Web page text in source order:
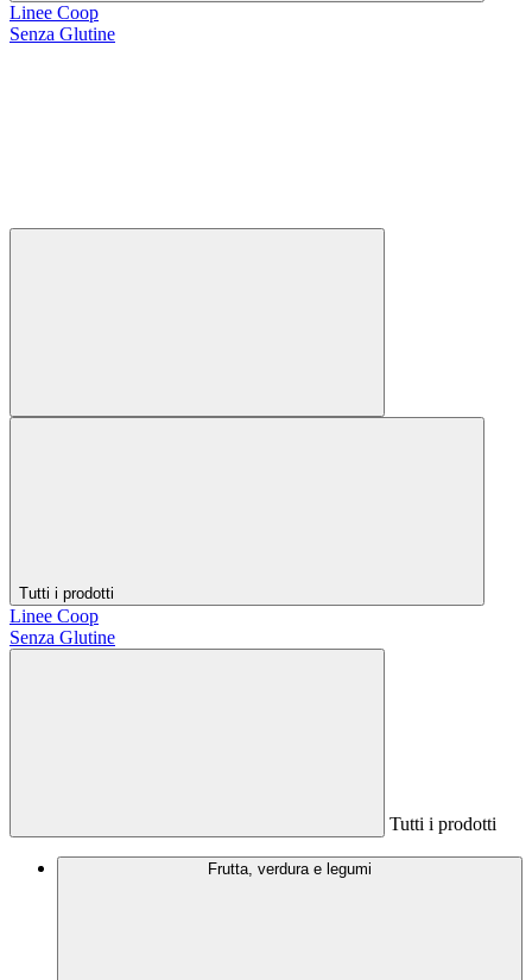
Linee Coop
Senza Glutine
Tutti i prodotti
Linee Coop
Senza Glutine
Tutti i prodotti
Frutta, verdura e legumi